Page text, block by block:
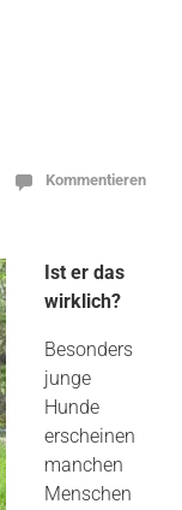
Kommentieren
Ist er das
wirklich?
Besonders
junge
Hunde
erscheinen
manchen
Menschen